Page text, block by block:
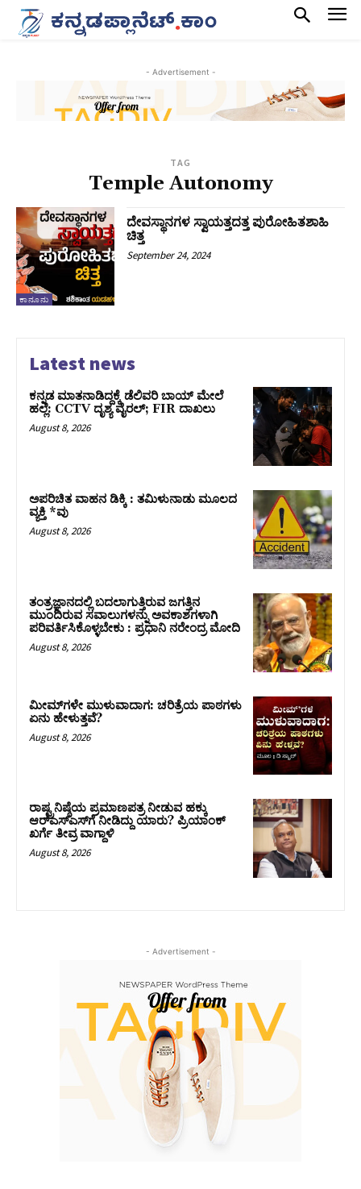
- Advertisement -
TAG
Temple Autonomy
ಕಾನೂನು
ದೇವಸ್ಥಾನಗಳ ಸ್ವಾಯತ್ತದತ್ತ ಪುರೋಹಿತಶಾಹಿ
ಚಿತ್ತ
September 24, 2024
Latest news
ಕನ್ನಡ ಮಾತನಾಡಿದ್ದಕ್ಕೆ ಡೆಲಿವರಿ ಬಾಯ್ ಮೇಲೆ
ಹಲ್ಲೆ: CCTV ದೃಶ್ಯ ವೈರಲ್; FIR ದಾಖಲು
August 8, 2026
ಅಪರಿಚಿತ ವಾಹನ ಡಿಕ್ಕಿ : ತಮಿಳುನಾಡು ಮೂಲದ
ವ್ಯಕ್ತಿ *ವು
August 8, 2026
ತಂತ್ರಜ್ಞಾನದಲ್ಲಿ ಬದಲಾಗುತ್ತಿರುವ ಜಗತ್ತಿನ
ಮುಂದಿರುವ ಸವಾಲುಗಳನ್ನು ಅವಕಾಶಗಳಾಗಿ
ಪರಿವರ್ತಿಸಿಕೊಳ್ಳಬೇಕು : ಪ್ರಧಾನಿ ನರೇಂದ್ರ ಮೋದಿ
August 8, 2026
ಮೀಮ್‌ಗಳೇ ಮುಳುವಾದಾಗ: ಚರಿತ್ರೆಯ ಪಾಠಗಳು
ಏನು ಹೇಳುತ್ತವೆ?
August 8, 2026
ರಾಷ್ಟ್ರನಿಷ್ಠೆಯ ಪ್ರಮಾಣಪತ್ರ ನೀಡುವ ಹಕ್ಕು
ಆರ್‌ಎಸ್‌ಎಸ್‌ಗೆ ನೀಡಿದ್ದು ಯಾರು? ಪ್ರಿಯಾಂಕ್
ಖರ್ಗೆ ತೀವ್ರ ವಾಗ್ದಾಳಿ
August 8, 2026
- Advertisement -